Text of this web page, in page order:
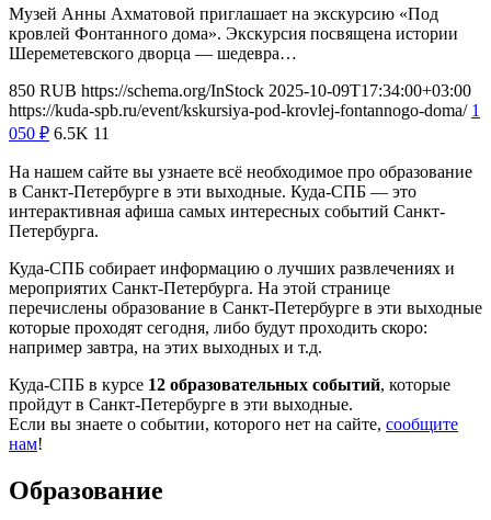
Музей Анны Ахматовой приглашает на экскурсию «Под
кровлей Фонтанного дома». Экскурсия посвящена истории
Шереметевского дворца — шедевра…
850 RUB https://schema.org/InStock 2025-10-09T17:34:00+03:00
https://kuda-spb.ru/event/kskursiya-pod-krovlej-fontannogo-doma/ 1
050 ₽ 6.5K 11
На нашем сайте вы узнаете всё необходимое про образование
в Санкт-Петербурге в эти выходные. Куда-СПБ — это
интерактивная афиша самых интересных событий Санкт-
Петербурга.
Куда-СПБ собирает информацию о лучших развлечениях и
мероприятих Санкт-Петербурга. На этой странице
перечислены образование в Санкт-Петербурге в эти выходные
которые проходят сегодня, либо будут проходить скоро:
например завтра, на этих выходных и т.д.
Куда-СПБ в курсе 12 образовательных событий, которые
пройдут в Санкт-Петербурге в эти выходные.
Если вы знаете о событии, которого нет на сайте, сообщите
нам!
Образование